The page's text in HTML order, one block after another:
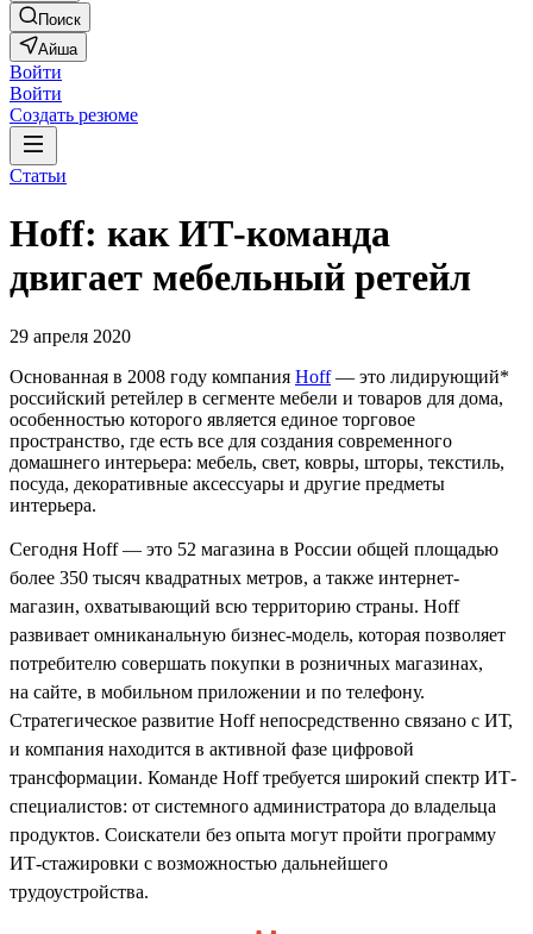
Поиск
Айша
Войти
Войти
Создать резюме
Статьи
Hoff: как ИТ-команда
двигает мебельный ретейл
29 апреля 2020
Основанная в 2008 году компания Hoff— это лидирующий*
российский ретейлер в сегменте мебели и товаров для дома,
особенностью которого является единое торговое
пространство, где есть все для создания современного
домашнего интерьера: мебель, свет, ковры, шторы, текстиль,
посуда, декоративные аксессуары и другие предметы
интерьера.
Сегодня Hoff — это 52 магазина в России общей площадью
более 350 тысяч квадратных метров, а также интернет-
магазин, охватывающий всю территорию страны. Hoff
развивает омниканальную бизнес-модель, которая позволяет
потребителю совершать покупки в розничных магазинах,
на сайте, в мобильном приложении и по телефону.
Стратегическое развитие Hoff непосредственно связано с ИТ,
и компания находится в активной фазе цифровой
трансформации. Команде Hoff требуется широкий спектр ИТ-
специалистов: от системного администратора до владельца
продуктов. Соискатели без опыта могут пройти программу
ИТ-стажировки с возможностью дальнейшего
трудоустройства.